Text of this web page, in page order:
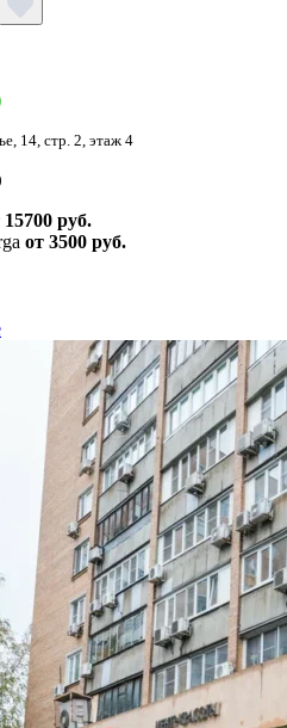
14, стр. 2, этаж 4
15700 руб.
от 3500 руб.